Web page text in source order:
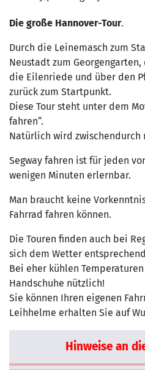
Die große Hannover-Tour.
Durch die Leinemasch zum
Neustadt zum
die Eilenriede und über den
zurück zum Startpunkt.
Diese Tour steht unter dem
fahren“.
Natürlich wird zwischendurch
Segway fahren ist für jeden
wenigen Minuten erlernbar.
Man braucht keine
Fahrrad fahren können.
Die Touren finden auch bei
sich dem Wetter
Bei eher kühlen
Handschuhe nützlich!
Sie können Ihren eigenen
Leihhelme erhalten Sie auf
Hinweise an